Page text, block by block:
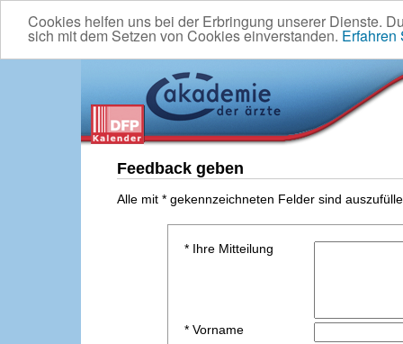
Cookies helfen uns bei der Erbringung unserer Dienste.
sich mit dem Setzen von Cookies einverstanden. Erfahren
Feedback geben
Alle mit * gekennzeichneten Felder sind
* Ihre Mitteilung
* Vorname